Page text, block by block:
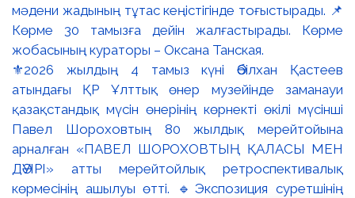
⚜️2026 жылдың 4 тамыз күні Әбілхан Қастеев
атындағы ҚР Ұлттық өнер музейінде заманауи
қазақстандық мүсін өнерінің көрнекті өкілі мүсінші
Павел Шороховтың 80 жылдық мерейтойына
арналған «ПАВЕЛ ШОРОХОВТЫҢ ҚАЛАСЫ МЕН
ДӘУІРІ» атты мерейтойлық ретроспективалық
көрмесінің ашылуы өтті. 🔹Экспозиция суретшінің